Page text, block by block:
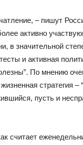
– пишут
активно
в значительной
и активная
По мнению
стратегия –
пусть и
считает